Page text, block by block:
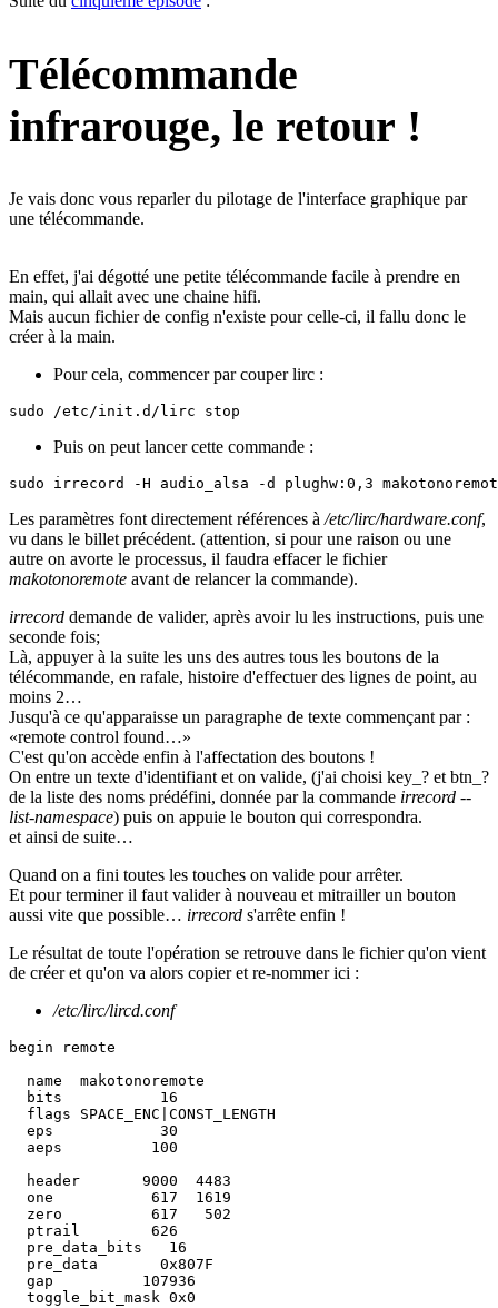
Télécommande
infrarouge, le retour !
Je vais donc vous reparler du pilotage de l'interface graphique par
une télécommande.
En effet, j'ai dégotté une petite télécommande facile à prendre en
main, qui allait avec une chaine hifi.
Mais aucun fichier de config n'existe pour celle-ci, il fallu donc le
créer à la main.
Pour cela, commencer par couper lirc :
sudo /etc/init.d/lirc stop
Puis on peut lancer cette commande :
sudo irrecord -H audio_alsa -d plughw:0,3
Les paramètres font directement références à /etc/lirc/hardware.conf,
vu dans le billet précédent. (attention, si pour une raison ou une
autre on avorte le processus, il faudra effacer le fichier
makotonoremote avant de relancer la commande).
irrecord demande de valider, après avoir lu les instructions, puis une
seconde fois;
Là, appuyer à la suite les uns des autres tous les boutons de la
télécommande, en rafale, histoire d'effectuer des lignes de point, au
moins 2…
Jusqu'à ce qu'apparaisse un paragraphe de texte commençant par :
«remote control found…»
C'est qu'on accède enfin à l'affectation des boutons !
On entre un texte d'identifiant et on valide, (j'ai choisi key_? et btn_?
de la liste des noms prédéfini, donnée par la commande irrecord --
list-namespace) puis on appuie le bouton qui correspondra.
et ainsi de suite…
Quand on a fini toutes les touches on valide pour arrêter.
Et pour terminer il faut valider à nouveau et mitrailler un bouton
aussi vite que possible… irrecord s'arrête enfin !
Le résultat de toute l'opération se retrouve dans le fichier qu'on vient
de créer et qu'on va alors copier et re-nommer ici :
/etc/lirc/lircd.conf
begin remote
  name  makotonoremote
  bits           16
  flags SPACE_ENC|CONST_LENGTH
  eps            30
  aeps          100
  header       9000  4483
  one           617  1619
  zero          617   502
  ptrail        626
  pre_data_bits   16
  pre_data       0x807F
  gap          107936
  toggle_bit_mask 0x0